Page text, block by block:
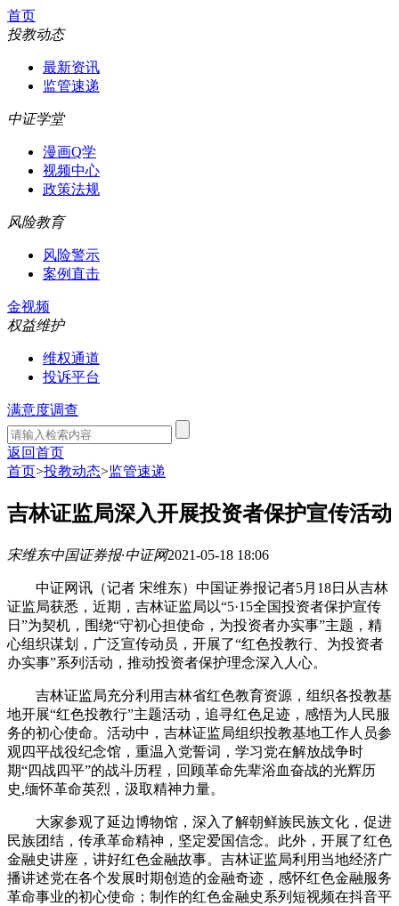
首页
投教动态
最新资讯
监管速递
中证学堂
漫画Q学
视频中心
政策法规
风险教育
风险警示
案例直击
金视频
权益维护
维权通道
投诉平台
满意度调查
返回首页
首页>投教动态>监管速递
吉林证监局深入开展投资者保护宣传活动
宋维东中国证券报·中证网2021-05-18 18:06
中证网讯（记者 宋维东）中国证券报记者5月18日从吉林
证监局获悉，近期，吉林证监局以“5·15全国投资者保护宣传
日”为契机，围绕“守初心担使命，为投资者办实事”主题，精
心组织谋划，广泛宣传动员，开展了“红色投教行、为投资者
办实事”系列活动，推动投资者保护理念深入人心。
吉林证监局充分利用吉林省红色教育资源，组织各投教基
地开展“红色投教行”主题活动，追寻红色足迹，感悟为人民服
务的初心使命。活动中，吉林证监局组织投教基地工作人员参
观四平战役纪念馆，重温入党誓词，学习党在解放战争时
期“四战四平”的战斗历程，回顾革命先辈浴血奋战的光辉历
史,缅怀革命英烈，汲取精神力量。
大家参观了延边博物馆，深入了解朝鲜族民族文化，促进
民族团结，传承革命精神，坚定爱国信念。此外，开展了红色
金融史讲座，讲好红色金融故事。吉林证监局利用当地经济广
播讲述党在各个发展时期创造的金融奇迹，感怀红色金融服务
革命事业的初心使命；制作的红色金融史系列短视频在抖音平